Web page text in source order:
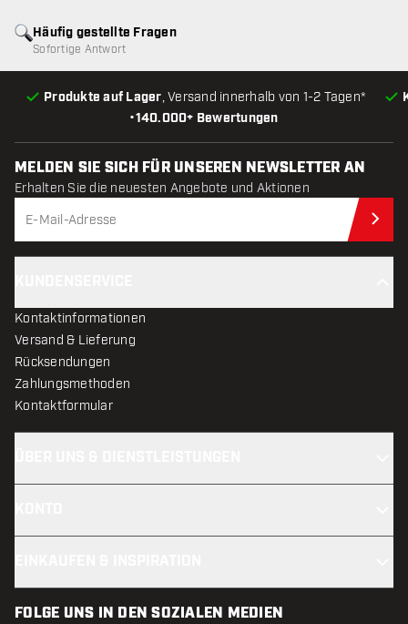
•140.000+ Bewertungen
Produkte auf Lager, Versand innerhalb von 1-2 Tagen*
Häufig gestellte Fragen
Sofortige Antwort
MELDEN SIE SICH FÜR UNSEREN NEWSLETTER AN
Erhalten Sie die neuesten Angebote und Aktionen
Kontaktinformationen
Versand & Lieferung
Rücksendungen
Zahlungsmethoden
Kontaktformular
FOLGE UNS IN DEN SOZIALEN MEDIEN